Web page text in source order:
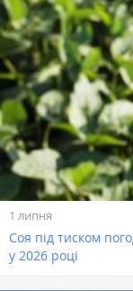
1 липня
Соя під тиском
у 2026 році